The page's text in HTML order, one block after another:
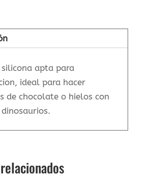
apta para
ideal para hacer
de chocolate o hielos con